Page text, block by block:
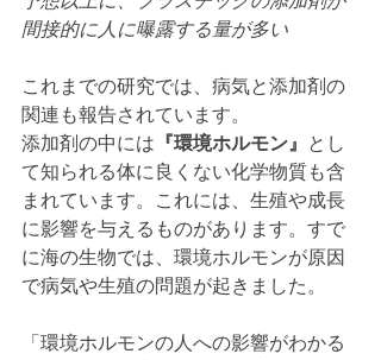
間接的に人に曝露する量が多い
これまでの研究では、病気と添加剤の
関連も報告されています。
添加剤の中には 『環境ホルモン』
とし
て知られる体に良くない化学物質も含
まれています。これには、生殖や成長
に影響を与えるものがあります。すで
に海の生物では、環境ホルモンが原因
で病気や生殖の問題が起きました。
「環境ホルモンの人への影響がわかる